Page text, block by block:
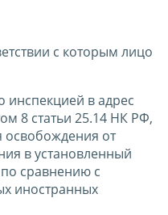
с которым лицо
инспекцией в адрес
8 статьи 25.14 НК РФ,
освобождения от
в установленный
сравнению с
иностранных